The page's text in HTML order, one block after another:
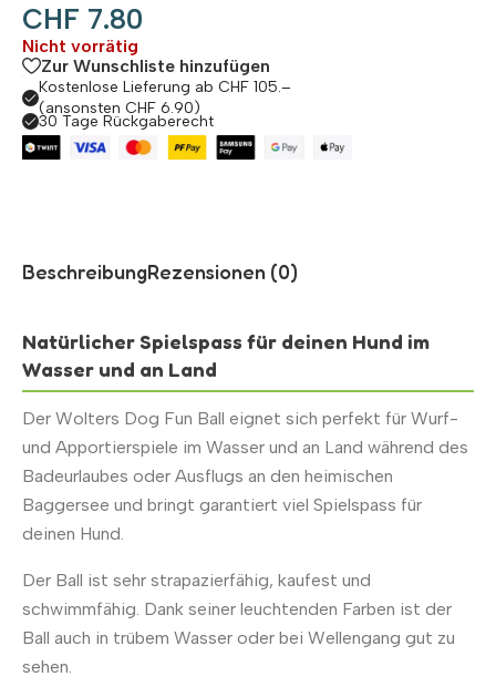
CHF 7.80
Nicht vorrätig
Zur Wunschliste hinzufügen
Kostenlose Lieferung ab CHF 105.–
(ansonsten CHF 6.90)
30 Tage Rückgaberecht
BeschreibungRezensionen (0)
Natürlicher Spielspass für deinen Hund im
Wasser und an Land
Der Wolters Dog Fun Ball eignet sich perfekt für Wurf-
und Apportierspiele im Wasser und an Land während des
Badeurlaubes oder Ausflugs an den heimischen
Baggersee und bringt garantiert viel Spielspass für
deinen Hund.
Der Ball ist sehr strapazierfähig, kaufest und
schwimmfähig. Dank seiner leuchtenden Farben ist der
Ball auch in trübem Wasser oder bei Wellengang gut zu
sehen.